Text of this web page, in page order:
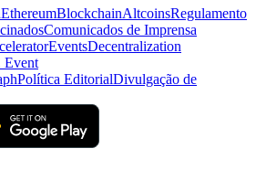
EthereumBlockchainAltcoinsRegulamento
Comunicados de Imprensa
EventsDecentralization
Política EditorialDivulgação de